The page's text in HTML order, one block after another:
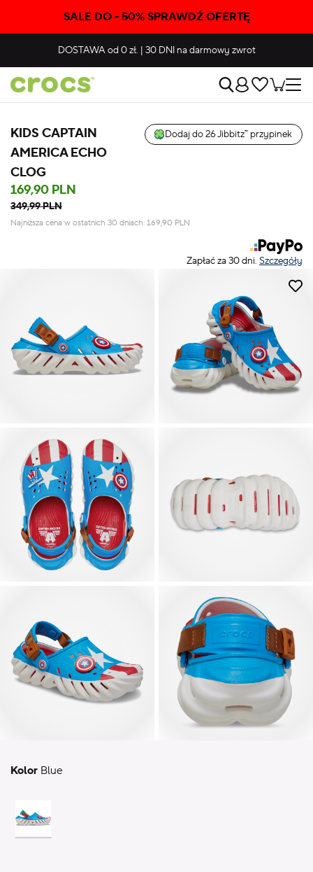
SALE DO - 50% SPRAWDŹ OFERTĘ
DOSTAWAod 0 zł. | 30 DNIna darmowy zwrot
KIDS CAPTAIN
AMERICA ECHO
CLOG
Dodaj do 26 Jibbitz™ przypinek
169,90 PLN
349,99 PLN
Najniższa cena w ostatnich 30 dniach: 169,90 PLN
Zapłać za 30 dni. Szczegóły
Kolor Blue